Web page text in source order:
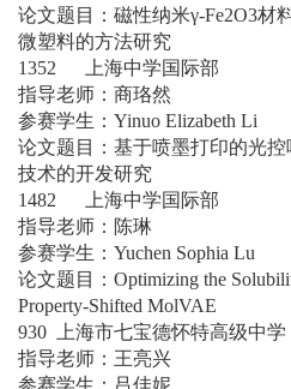
论文题目：磁性纳米γ-Fe2O3材
微塑料的方法研究
1352 上海中学国际部
指导老师：商珞然
参赛学生：Yinuo Elizabeth Li
论文题目：基于喷墨打印的光
技术的开发研究
1482 上海中学国际部
指导老师：陈琳
参赛学生：Yuchen Sophia Lu
论文题目：Optimizing the
Property-Shifted MolVAE
930 上海市七宝德怀特高级中学
指导老师：王亮兴
参赛学生：吕佳妮